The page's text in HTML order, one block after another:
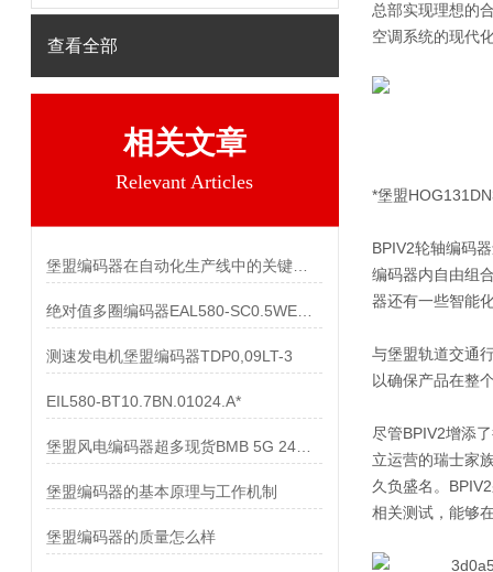
查看全部
相关文章
Relevant Articles
测速发电机堡盟编码器TDP0,09LT-3
EIL580-BT10.7BN.01024.A*
堡盟编码器的基本原理与工作机制
堡盟编码器的质量怎么样
总部实现理想的
空调系统的现代
*堡盟
BPIV2轮轴编码
编码器内自由组
器还有一些智能
与堡盟轨道交通
以确保产品在整
尽管BPIV2增添
立运营的瑞士家
久负盛名。
相关测试，能够